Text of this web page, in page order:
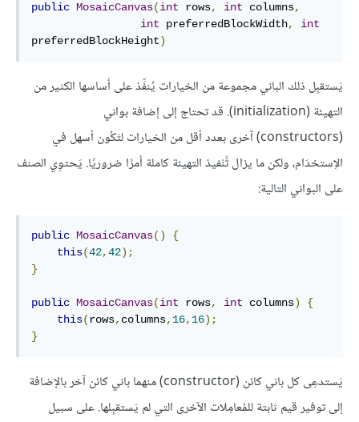
public MosaicCanvas(int rows, int columns,
int preferredBlockWidth,
int
preferredBlockHeight)
يَستقبِل ذلك الباني مجموعة من الخيارات يُنفِّذ على أساسها الكثير من
التهيئة (initialization). قد تحتاج إلى إضافة بواني
(constructors) آخرى بعدد أقل من الخيارات لتَكُون أسهل في
الاِستخدَام، ولكن ما يزال تَّنْفيذ التهيئة كاملة أمرًا ضروريًا. يَحتوِي الصنف
على البواني التالية:
public MosaicCanvas()
{
this(42,42);
}
public MosaicCanvas(int rows, int columns)
{
this(rows, columns, 16, 16);
}
يَستدعِى كل باني كائن (constructor) منهما باني كائن آخر بالإضافة
إلى توفير قيم ثابتة للمُعامِلات الآخرى التي لم يَستقبِلها. على سبيل